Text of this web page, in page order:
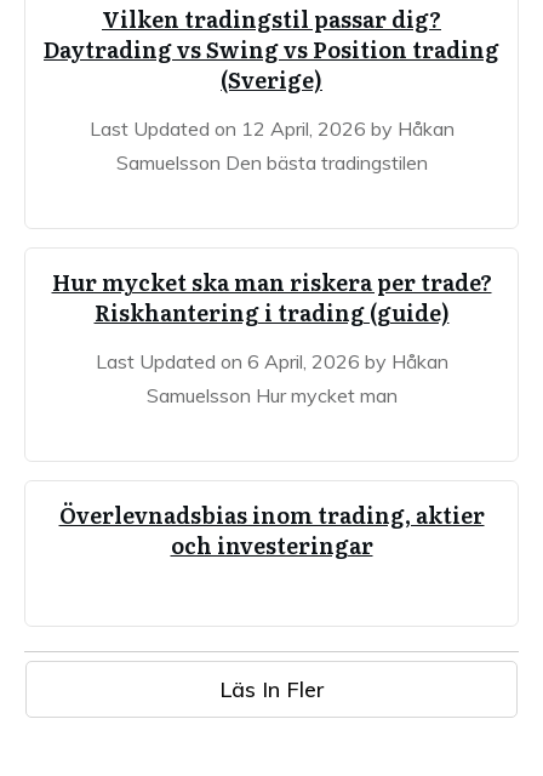
Vilken tradingstil passar dig?
Daytrading vs Swing vs Position trading
(Sverige)
Last Updated on 12 April, 2026 by Håkan
Samuelsson Den bästa tradingstilen
Hur mycket ska man riskera per trade?
Riskhantering i trading (guide)
Last Updated on 6 April, 2026 by Håkan
Samuelsson Hur mycket man
Överlevnadsbias inom trading, aktier
och investeringar
Läs In Fler